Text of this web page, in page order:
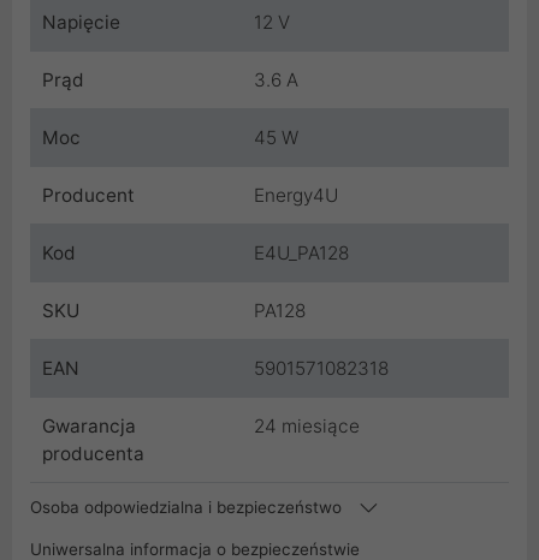
Napięcie 12 V
Prąd 3.6 A
Moc 45 W
Producent Energy4U
Kod E4U_PA128
SKU PA128
EAN 5901571082318
Gwarancja
producenta
24 miesiące
Osoba odpowiedzialna i bezpieczeństwo
Uniwersalna informacja o bezpieczeństwie